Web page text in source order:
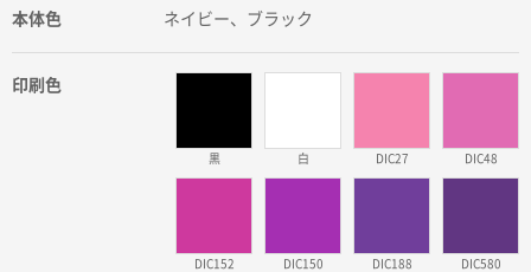
本体色 ネイビー、ブラック
印刷色
黒 白 DIC27 DIC48
DIC152 DIC150 DIC188 DIC580